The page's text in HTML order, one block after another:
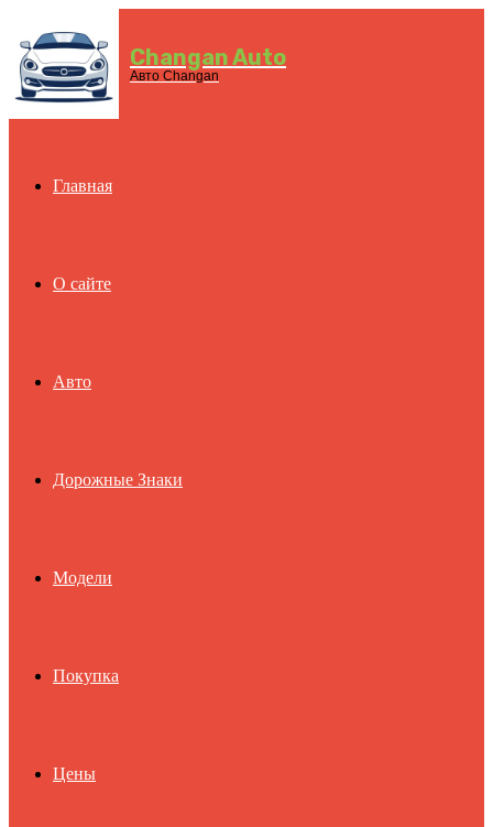
Menu Changan Auto
Авто Changan
Главная
О сайте
Авто
Дорожные Знаки
Модели
Покупка
Цены